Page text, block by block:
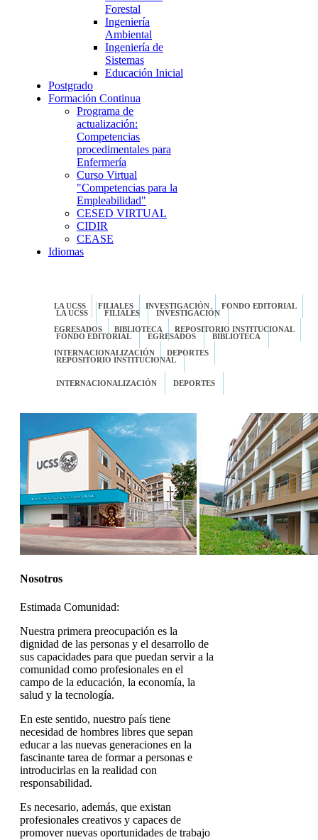
Forestal
Ingeniería
Ambiental
Ingeniería de
Sistemas
Educación Inicial
Postgrado
Formación Continua
Programa de
actualización:
Competencias
procedimentales para
Enfermería
Curso Virtual
"Competencias para la
Empleabilidad"
CESED VIRTUAL
CIDIR
CEASE
Idiomas
LA UCSS FILIALES INVESTIGACIÓN FONDO EDITORIAL
EGRESADOS BIBLIOTECA REPOSITORIO INSTITUCIONAL
INTERNACIONALIZACIÓN DEPORTES
LA UCSS FILIALES INVESTIGACIÓN
FONDO EDITORIAL EGRESADOS BIBLIOTECA
REPOSITORIO INSTITUCIONAL
INTERNACIONALIZACIÓN DEPORTES
Nosotros
Estimada Comunidad:
Nuestra primera preocupación es la
dignidad de las personas y el desarrollo de
sus capacidades para que puedan servir a la
comunidad como profesionales en el
campo de la educación, la economía, la
salud y la tecnología.
En este sentido, nuestro país tiene
necesidad de hombres libres que sepan
educar a las nuevas generaciones en la
fascinante tarea de formar a personas e
introducirlas en la realidad con
responsabilidad.
Es necesario, además, que existan
profesionales creativos y capaces de
promover nuevas oportunidades de trabajo